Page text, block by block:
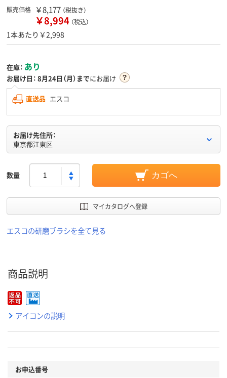
販売価格 ￥8,177 （税抜き）
￥8,994 （税込）
1本あたり￥2,998
在庫： あり
お届け日： 8月24日（月）までにお届け
直送品 エスコ
お届け先住所：
東京都江東区
数量 カゴへ
マイカタログへ登録
エスコの研磨ブラシを全て見る
商品説明
アイコンの説明
お申込番号